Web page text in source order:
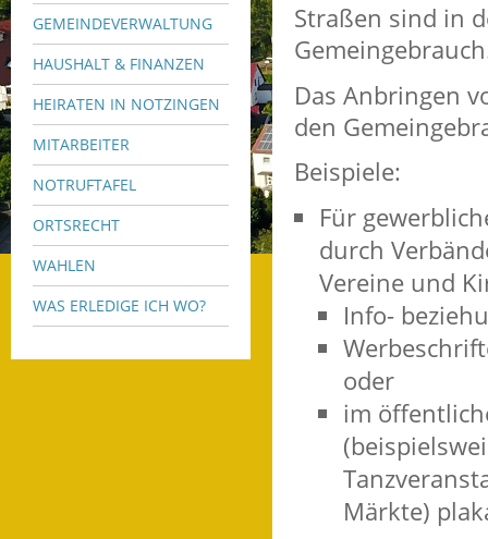
GEMEINDEVERWALTUNG
HAUSHALT & FINANZEN
HEIRATEN IN NOTZINGEN
MITARBEITER
NOTRUFTAFEL
ORTSRECHT
WAHLEN
WAS ERLEDIGE ICH WO?
Straßen sind in
Das Anbringen
den
Beispiele:
Für
durch
Vereine und
Info-
oder
im
Märkte)